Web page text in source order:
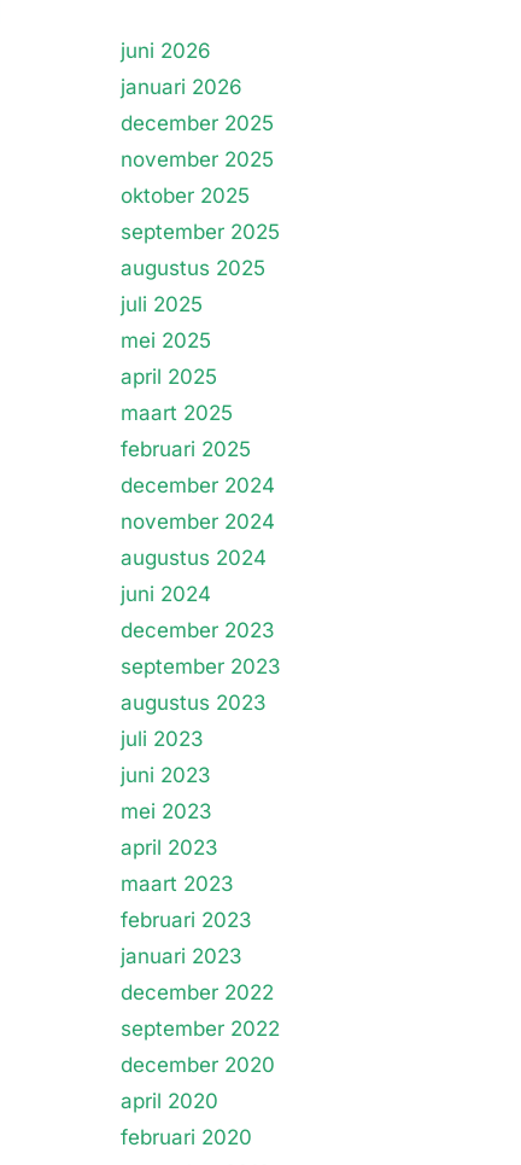
juni 2026
januari 2026
december 2025
november 2025
oktober 2025
september 2025
augustus 2025
juli 2025
mei 2025
april 2025
maart 2025
februari 2025
december 2024
november 2024
augustus 2024
juni 2024
december 2023
september 2023
augustus 2023
juli 2023
juni 2023
mei 2023
april 2023
maart 2023
februari 2023
januari 2023
december 2022
september 2022
december 2020
april 2020
februari 2020